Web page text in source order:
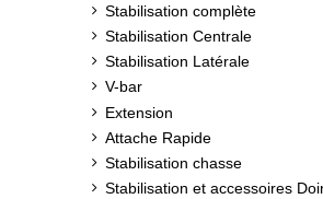
Stabilisation complète
Stabilisation Centrale
Stabilisation Latérale
V-bar
Extension
Attache Rapide
Stabilisation chasse
Stabilisation et accessoires